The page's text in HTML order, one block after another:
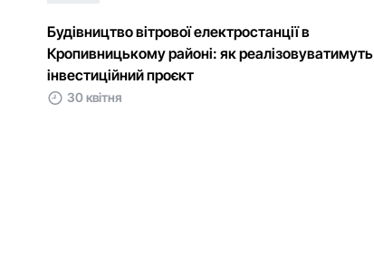
Будівництво вітрової електростанції в
Кропивницькому районі: як реалізовуватимуть
інвестиційний проєкт
30 квітня